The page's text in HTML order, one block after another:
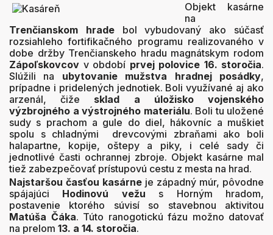
Objekt kasárne
na
Trenčianskom hradebol vybudovaný ako súčasť
rozsiahleho fortifikačného programu realizovaného v
dobe držby Trenčianskeho hradu magnátskym rodom
Zápoľskovcov v období prvej polovice 16. storočia.
Slúžili na ubytovanie mužstva hradnej posádky,
prípadne i pridelených jednotiek. Boli využívané aj ako
arzenál, čiže sklad a úložisko vojenského
výzbrojného a výstrojného materiálu. Boli tu uložené
sudy s prachom a gule do diel, hákovníc a muškiet
spolu s chladnými drevcovými zbraňami ako boli
halapartne, kopije, oštepy a piky, i celé sady či
jednotlivé časti ochrannej zbroje. Objekt kasárne mal
tiež zabezpečovať prístupovú cestu z mesta na hrad.
Najstaršou časťou kasárne je západný múr, pôvodne
spájajúci Hodinovú vežu s Horným hradom,
postavenie ktorého súvisí so stavebnou aktivitou
Matúša Čáka. Túto ranogotickú fázu možno datovať
na prelom 13. a 14. storočia.